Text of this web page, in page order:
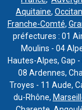
Aquitaine,
Franche-Comté,
préfectures : 01
Moulins - 04
Hautes-Alpes, Gap
08 Ardennes,
Troyes - 11 Aude,
du-Rhône,